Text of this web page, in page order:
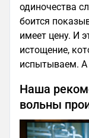
одиночества
боится
имеет цену. И
истощение,
испытываем. А
Наша
вольны